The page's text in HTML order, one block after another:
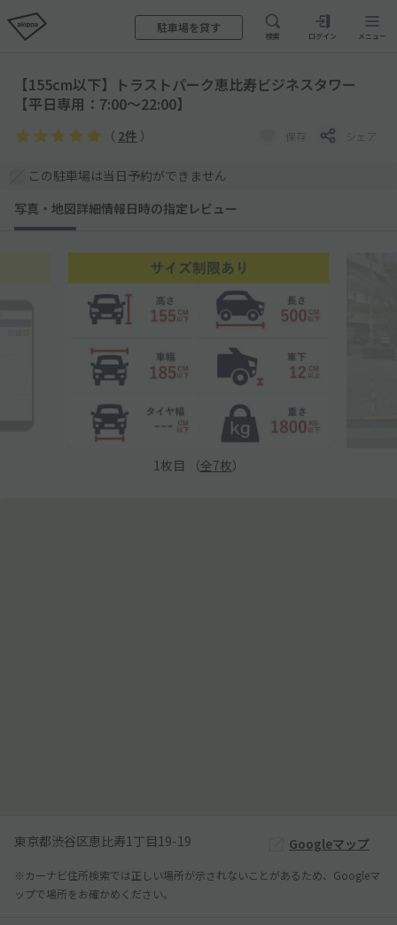
駐車場を貸す
検索 ログイン メニュー
【155cm以下】トラストパーク恵比寿ビジネスタワー
【平日専用：7:00～22:00】
（ 2件 ） 保存 シェア
この駐車場は当日予約ができません
写真・地図詳細情報日時の指定 レビュー
1 枚目 （全7枚）
東京都渋谷区恵比寿1丁目19-19 Googleマップ
※カーナビ住所検索では正しい場所が示されないことがあるため、Googleマ
ップで場所をお確かめください。